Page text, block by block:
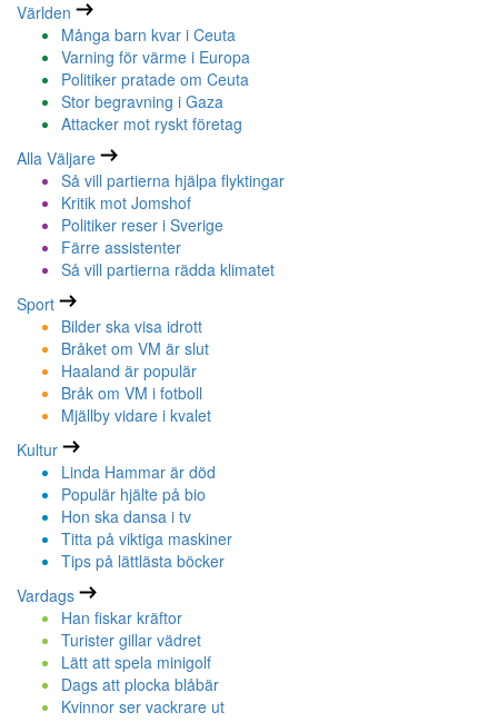
Världen
Många barn kvar i Ceuta
Varning för värme i Europa
Politiker pratade om Ceuta
Stor begravning i Gaza
Attacker mot ryskt företag
Alla Väljare
Så vill partierna hjälpa flyktingar
Kritik mot Jomshof
Politiker reser i Sverige
Färre assistenter
Så vill partierna rädda klimatet
Sport
Bilder ska visa idrott
Bråket om VM är slut
Haaland är populär
Bråk om VM i fotboll
Mjällby vidare i kvalet
Kultur
Linda Hammar är död
Populär hjälte på bio
Hon ska dansa i tv
Titta på viktiga maskiner
Tips på lättlästa böcker
Vardags
Han fiskar kräftor
Turister gillar vädret
Lätt att spela minigolf
Dags att plocka blåbär
Kvinnor ser vackrare ut